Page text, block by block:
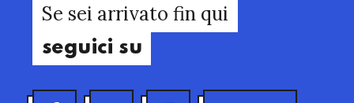
Se sei arrivato fin qui
seguici su